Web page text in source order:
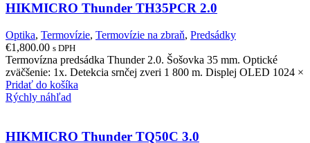
HIKMICRO Thunder TH35PCR 2.0
Optika, Termovízie, Termovízie na zbraň, Predsádky
€1,800.00 s DPH
Termovízna predsádka Thunder 2.0. Šošovka 35 mm. Optické
zväčšenie: 1x. Detekcia srnčej zveri 1 800 m. Displej OLED 1024 ×
Pridať do košíka
Rýchly náhľad
HIKMICRO Thunder TQ50C 3.0